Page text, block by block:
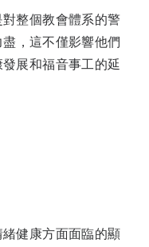
整個教會體系的警
，這不僅影響他們
展和福音事工的延
健康方面面臨的顯